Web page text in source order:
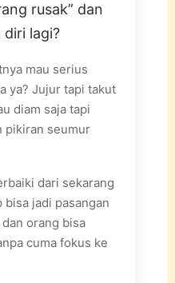
rusak” dan
diri lagi?
mau serius
ya? Jujur tapi takut
diam saja tapi
pikiran seumur
dari sekarang
bisa jadi pasangan
orang bisa
cuma fokus ke